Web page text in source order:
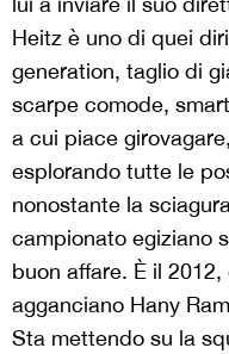
Heitz è uno di quei
generation, taglio di
scarpe comode,
a cui piace
esplorando tutte le
nonostante la
campionato egiziano
buon affare. È il
agganciano Hany
Sta mettendo su la